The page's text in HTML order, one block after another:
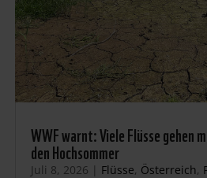
WWF warnt: Viele Flüsse gehen
den Hochsommer
Juli 8, 2026 | Flüsse, Österreich,